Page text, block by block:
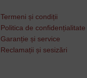
Termeni și condiții
Politica de confidențialitate
Garanție și service
Reclamații și sesizări